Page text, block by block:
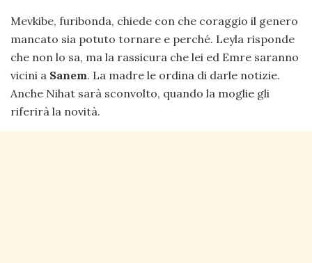
Mevkibe, furibonda, chiede con che coraggio il genero
mancato sia potuto tornare e perché. Leyla risponde
che non lo sa, ma la rassicura che lei ed Emre saranno
vicini a Sanem. La madre le ordina di darle notizie.
Anche Nihat sarà sconvolto, quando la moglie gli
riferirà la novità.